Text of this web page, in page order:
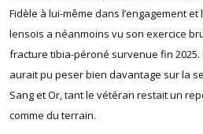
Fidèle à lui-même dans l’engagement
lensois a néanmoins vu son exercice
fracture tibia-péroné survenue fin
aurait pu peser bien davantage sur la
Sang et Or, tant le vétéran restait un
comme du terrain.